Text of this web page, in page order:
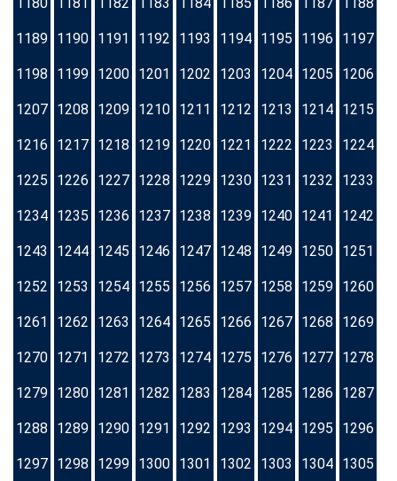
1189 1190 1191 1192 1193 1194 1195 1196 1197
1198 1199 1200 1201 1202 1203 1204 1205 1206
1207 1208 1209 1210 1211 1212 1213 1214 1215
1216 1217 1218 1219 1220 1221 1222 1223 1224
1225 1226 1227 1228 1229 1230 1231 1232 1233
1234 1235 1236 1237 1238 1239 1240 1241 1242
1243 1244 1245 1246 1247 1248 1249 1250 1251
1252 1253 1254 1255 1256 1257 1258 1259 1260
1261 1262 1263 1264 1265 1266 1267 1268 1269
1270 1271 1272 1273 1274 1275 1276 1277 1278
1279 1280 1281 1282 1283 1284 1285 1286 1287
1288 1289 1290 1291 1292 1293 1294 1295 1296
1297 1298 1299 1300 1301 1302 1303 1304 1305